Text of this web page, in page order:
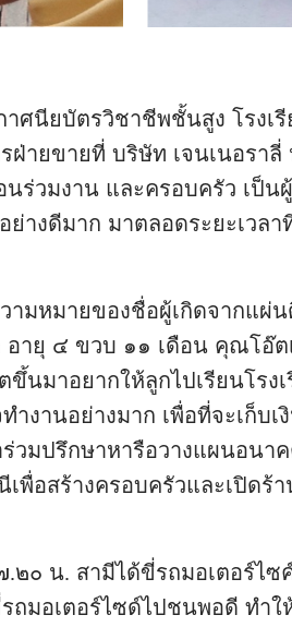
ศนียบัตรวิชาชีพชั้นสูง โรงเ
ายขายที่ บริษัท เจนเนอราลี่
ร่วมงาน และครอบครัว เป็น
างดีมาก มาตลอดระยะเวลา
มหมายของชื่อผู้เกิดจากแผ่
ายุ ๔ ขวบ ๑๑ เดือน คุณโอ๊ต
นมาอยากให้ลูกไปเรียนโรง
งานอย่างมาก เพื่อที่จะเก็บเ
วมปรึกษาหารือวางแผนอนา
พื่อสร้างครอบครัวและเปิดร้
๐ น. สามีได้ขี่รถมอเตอร์ไซ
มอเตอร์ไซด์ไปชนพอดี ทำใ